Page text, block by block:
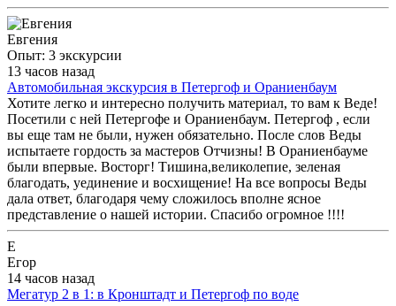
Евгения
Опыт: 3 экскурсии
13 часов назад
Автомобильная экскурсия в Петергоф и Ораниенбаум
Хотите легко и интересно получить материал, то вам к Веде!
Посетили с ней Петергофе и Ораниенбаум. Петергоф , если
вы еще там не были, нужен обязательно. После слов Веды
испытаете гордость за мастеров Отчизны! В Ораниенбауме
были впервые. Восторг! Тишина,великолепие, зеленая
благодать, уединение и восхищение! На все вопросы Веды
дала ответ, благодаря чему сложилось вполне ясное
представление о нашей истории. Спасибо огромное !!!!
Е
Егор
14 часов назад
Мегатур 2 в 1: в Кронштадт и Петергоф по воде